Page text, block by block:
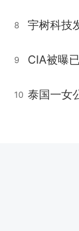
8 宇树科技
9 CIA被曝
10